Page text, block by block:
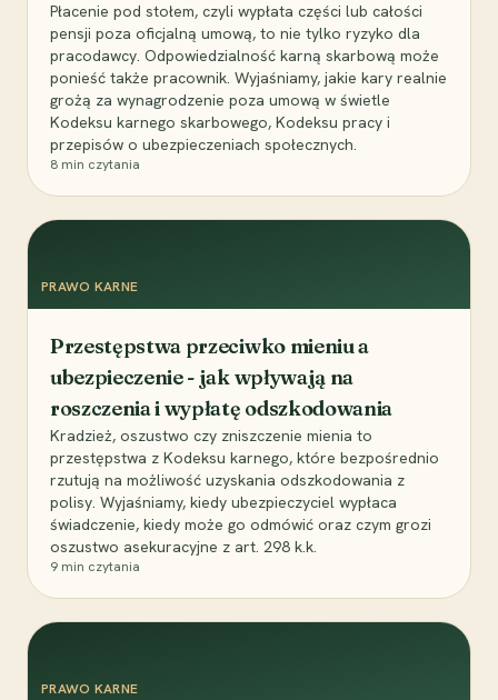
Płacenie pod stołem, czyli wypłata części lub całości
pensji poza oficjalną umową, to nie tylko ryzyko dla
pracodawcy. Odpowiedzialność karną skarbową może
ponieść także pracownik. Wyjaśniamy, jakie kary realnie
grożą za wynagrodzenie poza umową w świetle
Kodeksu karnego skarbowego, Kodeksu pracy i
przepisów o ubezpieczeniach społecznych.
8 min czytania
PRAWO KARNE
Przestępstwa przeciwko mieniu a
ubezpieczenie - jak wpływają na
roszczenia i wypłatę odszkodowania
Kradzież, oszustwo czy zniszczenie mienia to
przestępstwa z Kodeksu karnego, które bezpośrednio
rzutują na możliwość uzyskania odszkodowania z
polisy. Wyjaśniamy, kiedy ubezpieczyciel wypłaca
świadczenie, kiedy może go odmówić oraz czym grozi
oszustwo asekuracyjne z art. 298 k.k.
9 min czytania
PRAWO KARNE